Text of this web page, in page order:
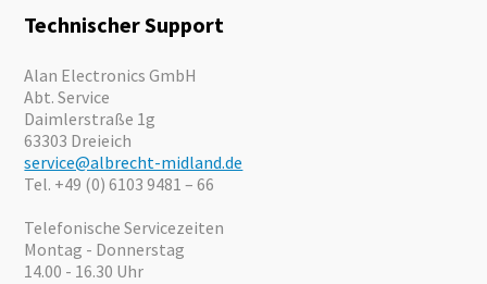
Motorrad
Angebote
Kataloge
Technischer Support
Alan Electronics GmbH
Abt. Service
Daimlerstraße 1g
63303 Dreieich
service@albrecht-midland.de
Tel. +49 (0) 6103 9481 – 66
Telefonische Servicezeiten
Montag - Donnerstag
14.00 - 16.30 Uhr